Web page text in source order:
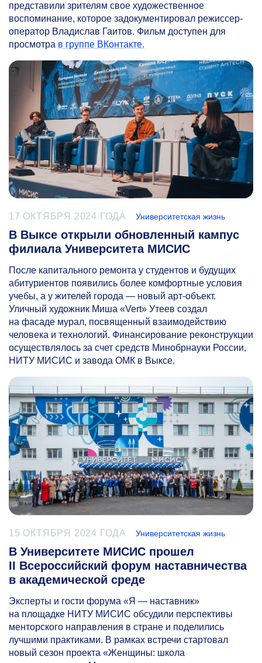
представили зрителям свое художественное
воспоминание, которое задокументировал режиссер-
оператор Владислав Гаитов. Фильм доступен для
просмотра в группе ВКонтакте.
17 ОКТЯБРЯ 2024 ГОДА Университетская жизнь
В Выксе открыли обновленный кампус
филиала Университета МИСИС
После капитального ремонта у студентов и будущих
абитуриентов появились более комфортные условия
учебы, а у жителей города — новый арт-объект.
Уличный художник Миша «Vert» Утеев создал
на фасаде мурал, посвященный взаимодействию
человека и технологий. Финансирование реконструкции
осуществлялось за счет средств Минобрнауки России,
НИТУ МИСИС и завода ОМК в Выксе.
15 ОКТЯБРЯ 2024 ГОДА Университетская жизнь
В Университете МИСИС прошел
II Всероссийский форум наставничества
в академической среде
Эксперты и гости форума «Я — наставник»
на площадке НИТУ МИСИС обсудили перспективы
менторского направления в стране и поделились
лучшими практиками. В рамках встречи стартовал
новый сезон проекта «Женщины: школа